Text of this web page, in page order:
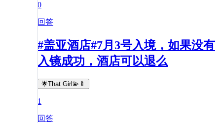
0
回答
#盖亚酒店#7月3号入境，如果没有
入镜成功，酒店可以退么
🌟That Girl💫🍼
1
回答